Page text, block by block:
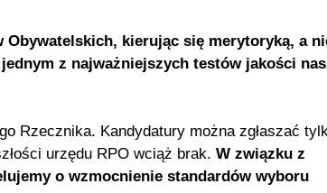
kierując się merytoryką, a
z najważniejszych testów jakości
Rzecznika. Kandydatury można zgłaszać
urzędu RPO wciąż brak. W związku z
o wzmocnienie standardów wyboru